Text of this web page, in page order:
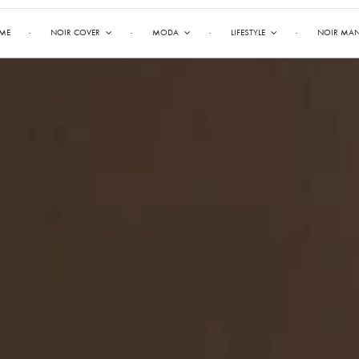
NOIR COVER MODA LIFESTYLE NOIR